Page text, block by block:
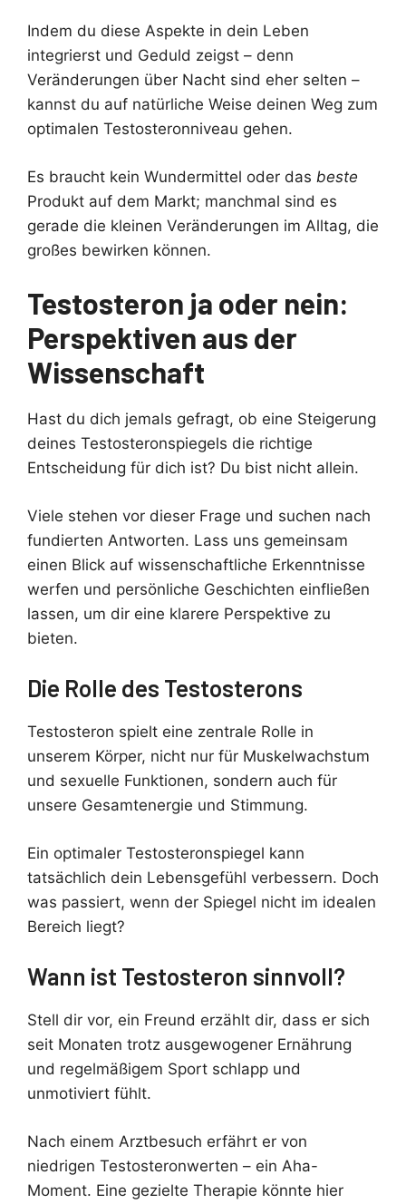
Indem du diese Aspekte in dein Leben
integrierst und Geduld zeigst – denn
Veränderungen über Nacht sind eher selten –
kannst du auf natürliche Weise deinen Weg zum
optimalen Testosteronniveau gehen.
Es braucht kein Wundermittel oder das beste
Produkt auf dem Markt; manchmal sind es
gerade die kleinen Veränderungen im Alltag, die
großes bewirken können.
Testosteron ja oder nein:
Perspektiven aus der
Wissenschaft
Hast du dich jemals gefragt, ob eine Steigerung
deines Testosteronspiegels die richtige
Entscheidung für dich ist? Du bist nicht allein.
Viele stehen vor dieser Frage und suchen nach
fundierten Antworten. Lass uns gemeinsam
einen Blick auf wissenschaftliche Erkenntnisse
werfen und persönliche Geschichten einfließen
lassen, um dir eine klarere Perspektive zu
bieten.
Die Rolle des Testosterons
Testosteron spielt eine zentrale Rolle in
unserem Körper, nicht nur für Muskelwachstum
und sexuelle Funktionen, sondern auch für
unsere Gesamtenergie und Stimmung.
Ein optimaler Testosteronspiegel kann
tatsächlich dein Lebensgefühl verbessern. Doch
was passiert, wenn der Spiegel nicht im idealen
Bereich liegt?
Wann ist Testosteron sinnvoll?
Stell dir vor, ein Freund erzählt dir, dass er sich
seit Monaten trotz ausgewogener Ernährung
und regelmäßigem Sport schlapp und
unmotiviert fühlt.
Nach einem Arztbesuch erfährt er von
niedrigen Testosteronwerten – ein Aha-
Moment. Eine gezielte Therapie könnte hier